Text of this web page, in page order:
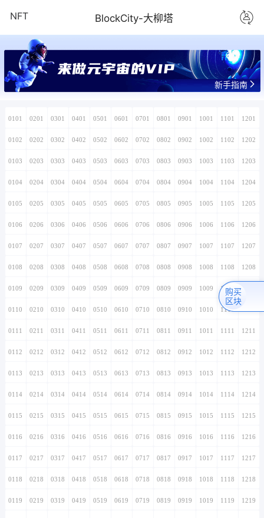
NFT BlockCity-大柳塔
新手指南
0101 0201 0301 0401 0501 0601 0701 0801 0901 1001 1101 1201
0102 0202 0302 0402 0502 0602 0702 0802 0902 1002 1102 1202
0103 0203 0303 0403 0503 0603 0703 0803 0903 1003 1103 1203
0104 0204 0304 0404 0504 0604 0704 0804 0904 1004 1104 1204
0105 0205 0305 0405 0505 0605 0705 0805 0905 1005 1105 1205
0106 0206 0306 0406 0506 0606 0706 0806 0906 1006 1106 1206
0107 0207 0307 0407 0507 0607 0707 0807 0907 1007 1107 1207
0108 0208 0308 0408 0508 0608 0708 0808 0908 1008 1108 1208
0109 0209 0309 0409 0509 0609 0709 0809 0909 1009 1109
0110 0210 0310 0410 0510 0610 0710 0810 0910 1010 1110
0111 0211 0311 0411 0511 0611 0711 0811 0911 1011 1111 1211
0112 0212 0312 0412 0512 0612 0712 0812 0912 1012 1112 1212
0113 0213 0313 0413 0513 0613 0713 0813 0913 1013 1113 1213
0114 0214 0314 0414 0514 0614 0714 0814 0914 1014 1114 1214
0115 0215 0315 0415 0515 0615 0715 0815 0915 1015 1115 1215
0116 0216 0316 0416 0516 0616 0716 0816 0916 1016 1116 1216
0117 0217 0317 0417 0517 0617 0717 0817 0917 1017 1117 1217
0118 0218 0318 0418 0518 0618 0718 0818 0918 1018 1118 1218
0119 0219 0319 0419 0519 0619 0719 0819 0919 1019 1119 1219
购买
区块